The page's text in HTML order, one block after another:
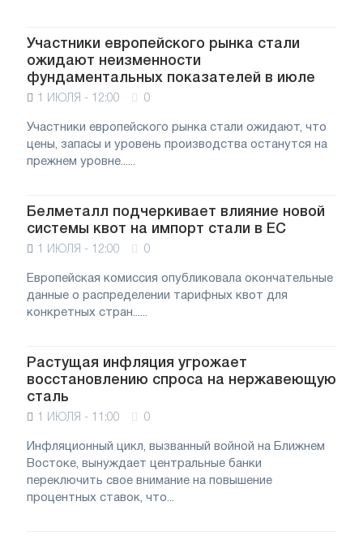
Участники европейского рынка стали
ожидают неизменности
фундаментальных показателей в июле
1 ИЮЛЯ - 12:00 0
Участники европейского рынка стали ожидают, что
цены, запасы и уровень производства останутся на
прежнем уровне......
Белметалл подчеркивает влияние новой
системы квот на импорт стали в ЕС
1 ИЮЛЯ - 12:00 0
Европейская комиссия опубликовала окончательные
данные о распределении тарифных квот для
конкретных стран......
Растущая инфляция угрожает
восстановлению спроса на нержавеющую
сталь
1 ИЮЛЯ - 11:00 0
Инфляционный цикл, вызванный войной на Ближнем
Востоке, вынуждает центральные банки
переключить свое внимание на повышение
процентных ставок, что...